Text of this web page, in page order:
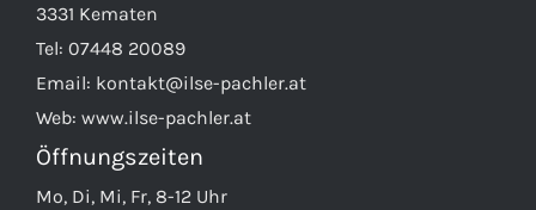
3331 Kematen
Tel: 07448 20089
Email: kontakt@ilse-pachler.at
Web: www.ilse-pachler.at
Öffnungszeiten
Mo, Di, Mi, Fr, 8-12 Uhr